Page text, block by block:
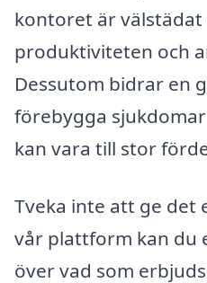
kontoret är välstädat
produktiviteten och
Dessutom bidrar en
förebygga
kan vara till stor
Tveka inte att ge det
vår plattform kan du
över vad som